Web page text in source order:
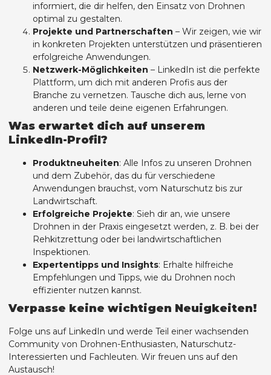
informiert, die dir helfen, den Einsatz von Drohnen
optimal zu gestalten.
Projekte und Partnerschaften – Wir zeigen, wie wir
in konkreten Projekten unterstützen und präsentieren
erfolgreiche Anwendungen.
Netzwerk-Möglichkeiten – LinkedIn ist die perfekte
Plattform, um dich mit anderen Profis aus der
Branche zu vernetzen. Tausche dich aus, lerne von
anderen und teile deine eigenen Erfahrungen.
Was erwartet dich auf unserem
LinkedIn-Profil?
Produktneuheiten: Alle Infos zu unseren Drohnen
und dem Zubehör, das du für verschiedene
Anwendungen brauchst, vom Naturschutz bis zur
Landwirtschaft.
Erfolgreiche Projekte: Sieh dir an, wie unsere
Drohnen in der Praxis eingesetzt werden, z. B. bei der
Rehkitzrettung oder bei landwirtschaftlichen
Inspektionen.
Expertentipps und Insights: Erhalte hilfreiche
Empfehlungen und Tipps, wie du Drohnen noch
effizienter nutzen kannst.
Verpasse keine wichtigen Neuigkeiten!
Folge uns auf LinkedIn und werde Teil einer wachsenden
Community von Drohnen-Enthusiasten, Naturschutz-
Interessierten und Fachleuten. Wir freuen uns auf den
Austausch!